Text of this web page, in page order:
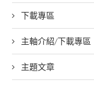
下載專區
主軸介紹/下載專區
主題文章